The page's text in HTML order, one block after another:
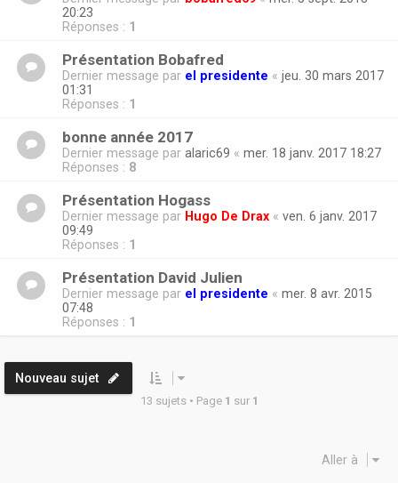
20:23
Réponses : 1
Présentation Bobafred
Dernier message par el presidente « jeu. 30 mars 2017
01:31
Réponses : 1
bonne année 2017
Dernier message par alaric69 « mer. 18 janv. 2017 18:27
Réponses : 8
Présentation Hogass
Dernier message par Hugo De Drax « ven. 6 janv. 2017
09:49
Réponses : 1
Présentation David Julien
Dernier message par el presidente « mer. 8 avr. 2015
07:48
Réponses : 1
Nouveau sujet
13 sujets • Page 1 sur 1
Aller à